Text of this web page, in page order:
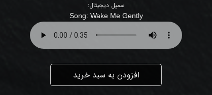
سمپل دیجیتال:
Song: Wake Me Gently
افزودن به سبد خرید